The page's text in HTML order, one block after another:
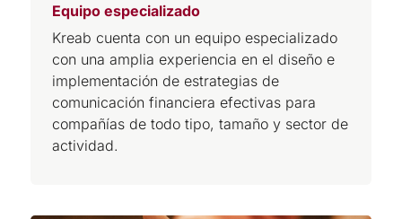
Equipo especializado
Kreab cuenta con un equipo especializado
con una amplia experiencia en el diseño e
implementación de estrategias de
comunicación financiera efectivas para
compañías de todo tipo, tamaño y sector de
actividad.